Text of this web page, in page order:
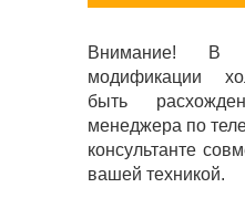
Внимание! В
модификации
быть
менеджера по
консультанте
вашей техникой.